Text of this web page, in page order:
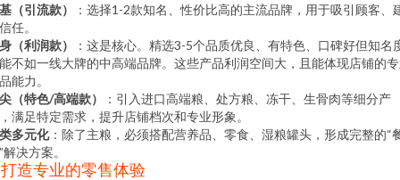
（引流款）
：选择1-2款知名、性价比高的主流品牌，用于吸引顾客、
任。
（利润款）
：这是核心。精选3-5个品质优良、有特色、口碑好但知名
不如一线大牌的中高端品牌。这些产品利润空间大，且能体现店铺的
能力。
（特色/高端款）
：引入进口高端粮、处方粮、冻干、生骨肉等细分产
满足特定需求，提升店铺档次和专业形象。
多元化：除了主粮，必须搭配营养品、零食、湿粮罐头，形成完整的“
解决方案。
打造专业的零售体验